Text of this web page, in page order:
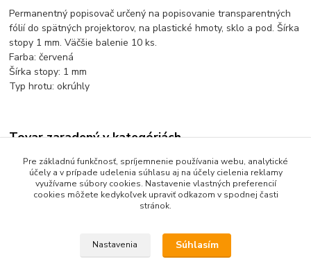
Permanentný popisovač určený na popisovanie transparentných
fólií do spätných projektorov, na plastické hmoty, sklo a pod. Šírka
stopy 1 mm. Väčšie balenie 10 ks.
Farba: červená
Šírka stopy: 1 mm
Typ hrotu: okrúhly
Tovar zaradený v kategóriách
Písanie a popisovanie
Popisovače na fólie a CD
Upravit sběr cookies.
Pre základnú funkčnosť, spríjemnenie používania webu, analytické
účely a v prípade udelenia súhlasu aj na účely cielenia reklamy
využívame súbory cookies. Nastavenie vlastných preferencií
cookies môžete kedykoľvek upraviť odkazom v spodnej časti
stránok.
Nastavenia Súhlasím